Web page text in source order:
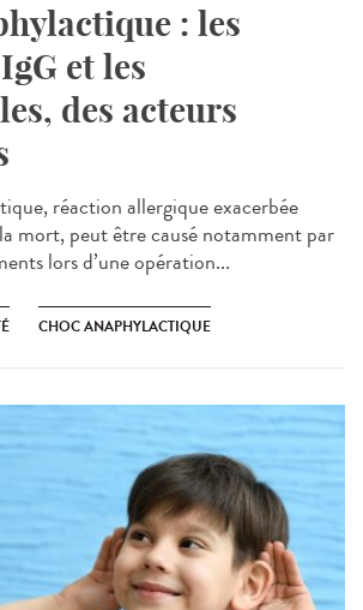
: les
et les
des acteurs
réaction allergique exacerbée
mort, peut être causé notamment par
lors d’une opération...
CHOC ANAPHYLACTIQUE